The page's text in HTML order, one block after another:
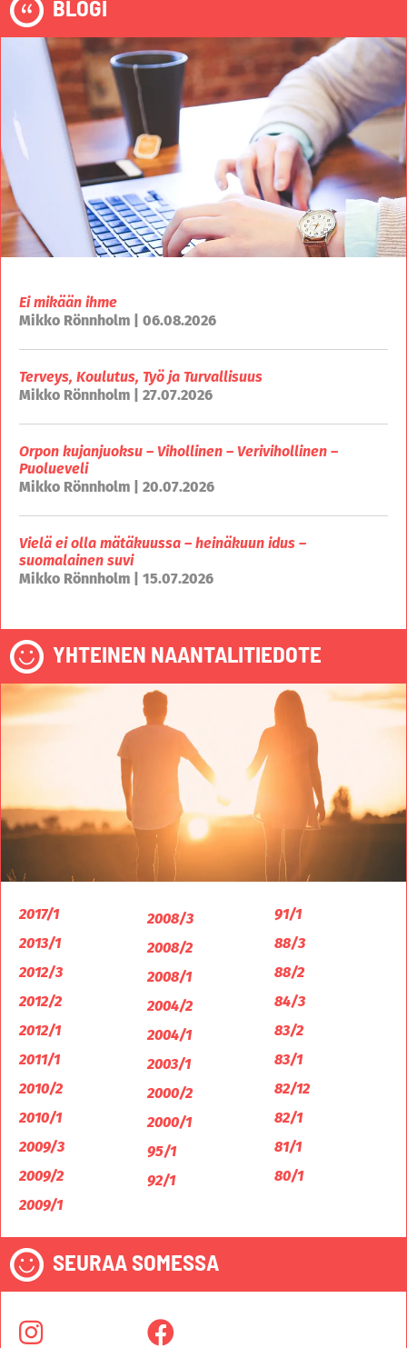
BLOGI
Ei mikään ihme
Mikko Rönnholm | 06.08.2026
Terveys, Koulutus, Työ ja Turvallisuus
Mikko Rönnholm | 27.07.2026
Orpon kujanjuoksu – Vihollinen – Verivihollinen –
Puolueveli
Mikko Rönnholm | 20.07.2026
Vielä ei olla mätäkuussa – heinäkuun idus –
suomalainen suvi
Mikko Rönnholm | 15.07.2026
YHTEINEN NAANTALITIEDOTE
2017/1
2013/1
2012/3
2012/2
2012/1
2011/1
2010/2
2010/1
2009/3
2009/2
2009/1
2008/3
2008/2
2008/1
2004/2
2004/1
2003/1
2000/2
2000/1
95/1
92/1
91/1
88/3
88/2
84/3
83/2
83/1
82/12
82/1
81/1
80/1
SEURAA SOMESSA